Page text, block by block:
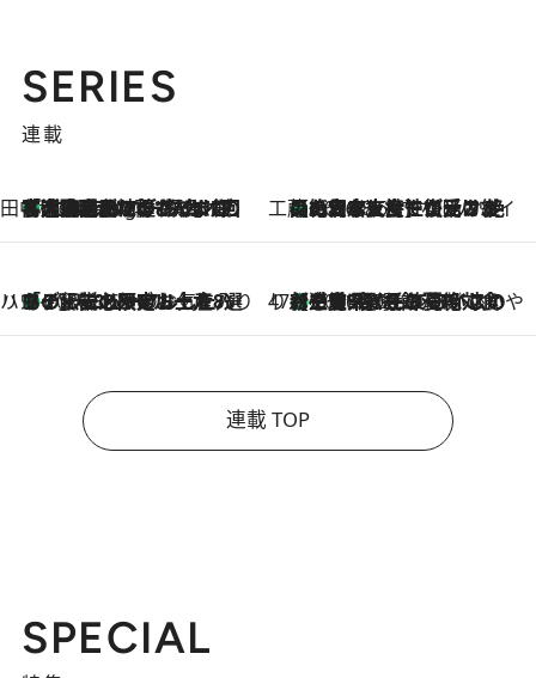
SERIES
連載
田中稲の勝手に再ブーム
1 Hour Ago
「湘南乃風に憧れて」観客大盛上がりの“タオル回し”に、ラッパー顔負けの高速歌唱まで…さだまさし（74）のアグレッシブすぎる現在地 工藤まやのおもてなしハワイ
2026.8.6
【ハワイ土産】ローカルの絶大な支持で復活！ 絶品の幻クッキー《元ファンの日本人女性が受け継いだ名店》
ハワイ賢者 リサのお気に入りリスト2026.8.6
あの伝説の限定トートも！ リニューアルした「ディーン＆デルーカ ハワイ」で必須のお土産8選 47都道府県の手みやげ ひんやりスイーツで夏を満喫
2026.8.6
【三重県】この夏絶対食べたい 冷やしておいしいおやつ3選 お餅×アイスの新感覚スイーツ
連載 TOP
SPECIAL